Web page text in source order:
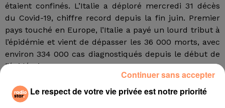
étaient confinés. L’Italie a déploré mercredi 31 décès
du Covid-19, chiffre record depuis la fin juin. Premier
pays touché en Europe, l’Italie a payé un lourd tribut à
l’épidémie et vient de dépasser les 36 000 morts, avec
environ 334 000 cas diagnostiqués depuis le début de
l’épidémie.
annoncé sur son compte Facebook avoir signé un
Le respect de votre vie privée est notre priorité
Continuer sans accepter